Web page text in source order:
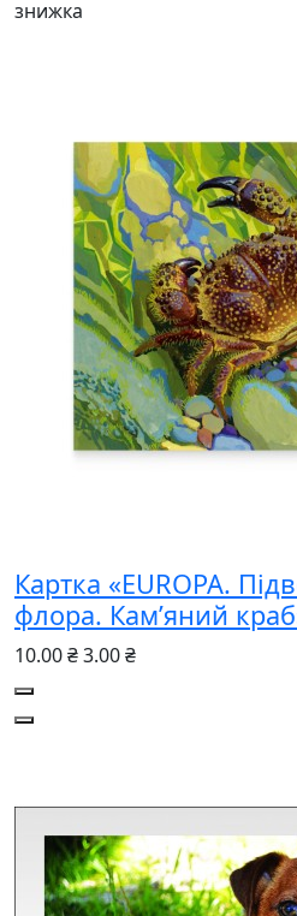
знижка
Картка «EUROPA.
флора. Кам’яний
10.00 ₴3.00 ₴